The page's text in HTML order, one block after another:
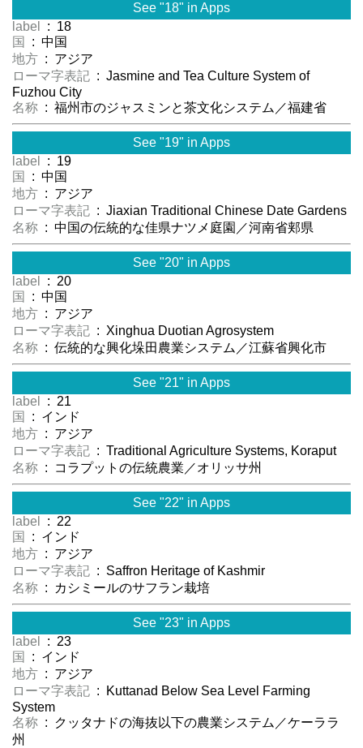
See "18" in Apps
label
: 18
国
: 中国
地方 : アジア
ローマ字表記 : Jasmine and Tea Culture System of
Fuzhou City
名称 : 福州市のジャスミンと茶文化システム／福建省
See "19" in Apps
label
: 19
国
: 中国
地方 : アジア
ローマ字表記 : Jiaxian Traditional Chinese Date Gardens
名称 : 中国の伝統的な佳県ナツメ庭園／河南省郏県
See "20" in Apps
label
: 20
国
: 中国
地方 : アジア
ローマ字表記 : Xinghua Duotian Agrosystem
名称 : 伝統的な興化垛田農業システム／江蘇省興化市
See "21" in Apps
label
: 21
国
: インド
地方 : アジア
ローマ字表記 : Traditional Agriculture Systems, Koraput
名称 : コラプットの伝統農業／オリッサ州
See "22" in Apps
label
: 22
国
: インド
地方 : アジア
ローマ字表記 : Saffron Heritage of Kashmir
名称 : カシミールのサフラン栽培
See "23" in Apps
label
: 23
国
: インド
地方 : アジア
ローマ字表記 : Kuttanad Below Sea Level Farming
System
名称 : クッタナドの海抜以下の農業システム／ケーララ
州